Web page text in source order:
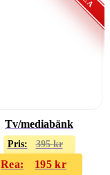
Tv/mediabänk
Pris: 395kr
Rea: 195kr